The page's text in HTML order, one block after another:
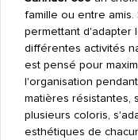
famille ou entre amis.
permettant d'adapter
différentes activités
est pensé pour
l'organisation
matières résistantes,
plusieurs coloris,
esthétiques de